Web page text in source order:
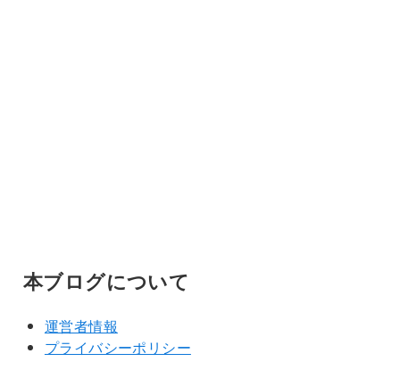
本ブログについて
運営者情報
プライバシーポリシー